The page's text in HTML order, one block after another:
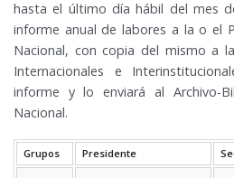
hasta el último día hábil del mes
informe anual de labores a la o el
Nacional, con copia del mismo a
Internacionales e
informe y lo enviará al Archivo-
Nacional.
Grupos Presidente